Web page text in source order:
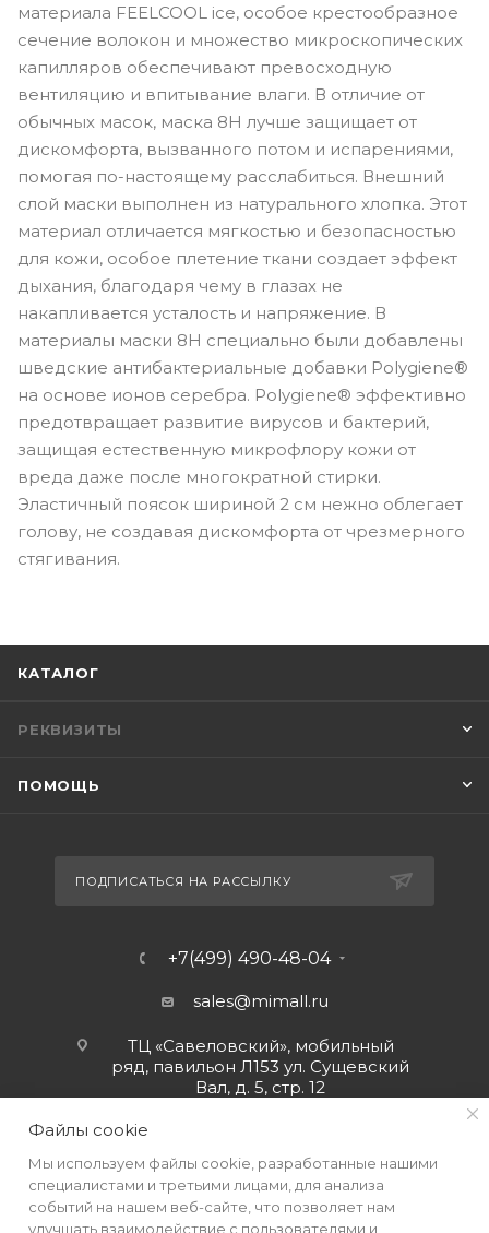
материала FEELCOOL ice, особое крестообразное
сечение волокон и множество микроскопических
капилляров обеспечивают превосходную
вентиляцию и впитывание влаги. В отличие от
обычных масок, маска 8H лучше защищает от
дискомфорта, вызванного потом и испарениями,
помогая по-настоящему расслабиться. Внешний
слой маски выполнен из натурального хлопка. Этот
материал отличается мягкостью и безопасностью
для кожи, особое плетение ткани создает эффект
дыхания, благодаря чему в глазах не
накапливается усталость и напряжение. В
материалы маски 8H специально были добавлены
шведские антибактериальные добавки Polygiene®
на основе ионов серебра. Polygiene® эффективно
предотвращает развитие вирусов и бактерий,
защищая естественную микрофлору кожи от
вреда даже после многократной стирки.
Эластичный поясок шириной 2 см нежно облегает
голову, не создавая дискомфорта от чрезмерного
стягивания.
КАТАЛОГ
РЕКВИЗИТЫ
ПОМОЩЬ
ПОДПИСАТЬСЯ НА РАССЫЛКУ
+7(499) 490-48-04
sales@mimall.ru
ТЦ «Савеловский», мобильный
ряд, павильон Л153 ул. Сущевский
Вал, д. 5, стр. 12
Файлы cookie
Мы используем файлы cookie, разработанные нашими
специалистами и третьими лицами, для анализа
событий на нашем веб-сайте, что позволяет нам
улучшать взаимодействие с пользователями и